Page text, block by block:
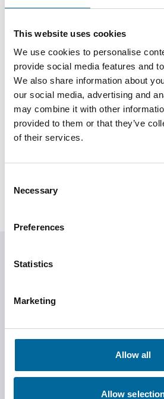
This website uses cookies
We use cookies to personalise
provide social media features and
We also share information about
our social media, advertising and
may combine it with other
provided to them or that they’ve
of their services.
Selection
Necessary
Preferences
Statistics
Marketing
Allow all
Allow
Martin Hossman
Field Sales KAM
Har du
om
Vårt team er klare til å hjelpe deg